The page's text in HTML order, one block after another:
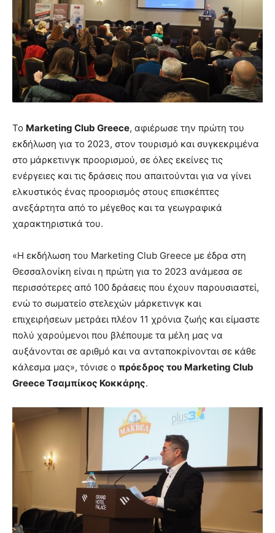
Το Marketing Club Greece, αφιέρωσε την πρώτη του
εκδήλωση για το 2023, στον τουρισμό και συγκεκριμένα
στο μάρκετινγκ προορισμού, σε όλες εκείνες τις
ενέργειες και τις δράσεις που απαιτούνται για να γίνει
ελκυστικός ένας προορισμός στους επισκέπτες
ανεξάρτητα από το μέγεθος και τα γεωγραφικά
χαρακτηριστικά του.
«Η εκδήλωση του Marketing Club Greece με έδρα στη
Θεσσαλονίκη είναι η πρώτη για το 2023 ανάμεσα σε
περισσότερες από 100 δράσεις που έχουν παρουσιαστεί,
ενώ το σωματείο στελεχών μάρκετινγκ και
επιχειρήσεων μετράει πλέον 11 χρόνια ζωής και είμαστε
πολύ χαρούμενοι που βλέπουμε τα μέλη μας να
αυξάνονται σε αριθμό και να ανταποκρίνονται σε κάθε
κάλεσμα μας», τόνισε ο πρόεδρος του Marketing Club
Greece Τσαμπίκος Κοκκάρης.